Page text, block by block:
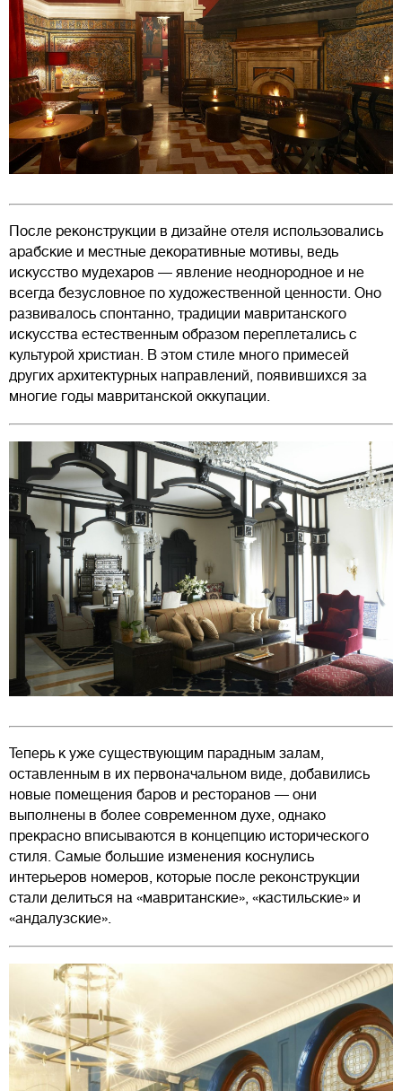
После реконструкции в дизайне отеля использовались
арабские и местные декоративные мотивы, ведь
искусство мудехаров — явление неоднородное и не
всегда безусловное по художественной ценности. Оно
развивалось спонтанно, традиции мавританского
искусства естественным образом переплетались с
культурой христиан. В этом стиле много примесей
других архитектурных направлений, появившихся за
многие годы мавританской оккупации.
Теперь к уже существующим парадным залам,
оставленным в их первоначальном виде, добавились
новые помещения баров и ресторанов — они
выполнены в более современном духе, однако
прекрасно вписываются в концепцию исторического
стиля. Самые большие изменения коснулись
интерьеров номеров, которые после реконструкции
стали делиться на «мавританские», «кастильские» и
«андалузские».